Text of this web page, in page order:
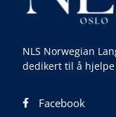
NLS Norwegian
dedikert til å
Facebook